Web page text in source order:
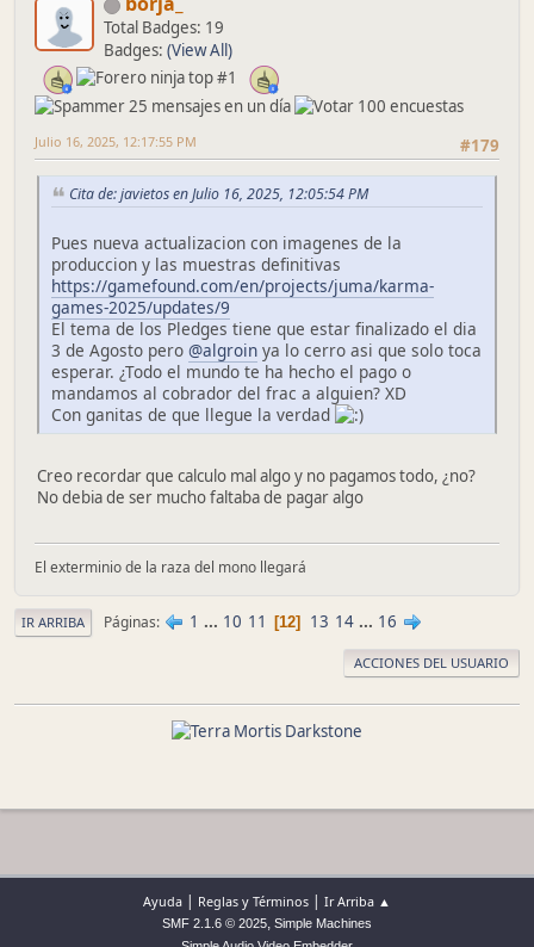
Total Badges: 19
Badges: (View All)
#179
Julio 16, 2025, 12:17:55 PM
Cita de: javietos en Julio 16, 2025, 12:05:54 PM
Pues nueva actualizacion con imagenes de la
produccion y las muestras definitivas
https://gamefound.com/en/projects/juma/karma-
games-2025/updates/9
El tema de los Pledges tiene que estar finalizado el dia
3 de Agosto pero @algroin ya lo cerro asi que solo toca
esperar. ¿Todo el mundo te ha hecho el pago o
mandamos al cobrador del frac a alguien? XD
Con ganitas de que llegue la verdad
Creo recordar que calculo mal algo y no pagamos todo, ¿no?
No debia de ser mucho faltaba de pagar algo
El exterminio de la raza del mono llegará
IR ARRIBA Páginas 1 ... 10 11 12 13 14 ... 16
ACCIONES DEL USUARIO
Ayuda | Reglas y Términos | Ir Arriba ▲
SMF 2.1.6 © 2025, Simple Machines